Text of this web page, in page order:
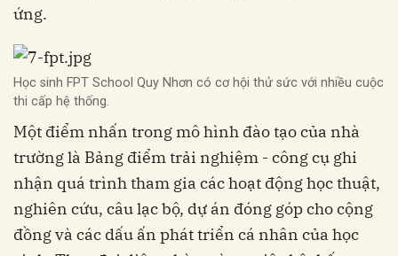
ứng.
Học sinh FPT School Quy Nhơn có cơ hội thử sức với nhiều cuộc
thi cấp hệ thống.
Một điểm nhấn trong mô hình đào tạo của nhà
trường là Bảng điểm trải nghiệm - công cụ ghi
nhận quá trình tham gia các hoạt động học thuật,
nghiên cứu, câu lạc bộ, dự án đóng góp cho cộng
đồng và các dấu ấn phát triển cá nhân của học